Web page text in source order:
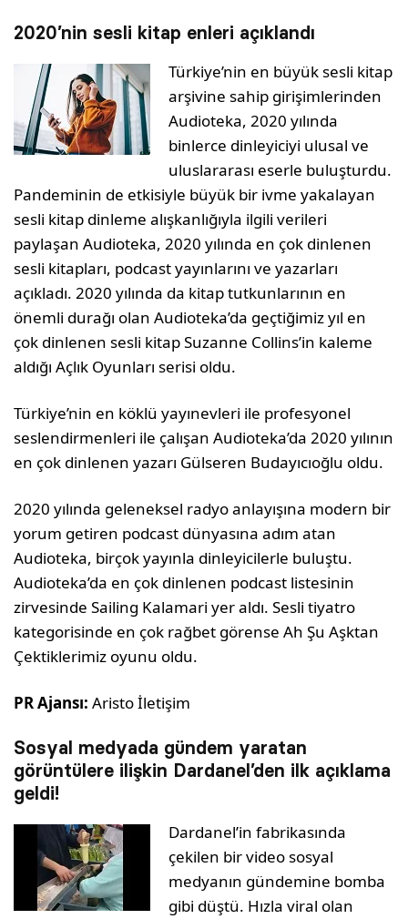
2020’nin sesli kitap enleri açıklandı
Türkiye’nin en büyük sesli kitap
arşivine sahip girişimlerinden
Audioteka, 2020 yılında
binlerce dinleyiciyi ulusal ve
uluslararası eserle buluşturdu.
Pandeminin de etkisiyle büyük bir ivme yakalayan
sesli kitap dinleme alışkanlığıyla ilgili verileri
paylaşan Audioteka, 2020 yılında en çok dinlenen
sesli kitapları, podcast yayınlarını ve yazarları
açıkladı. 2020 yılında da kitap tutkunlarının en
önemli durağı olan Audioteka’da geçtiğimiz yıl en
çok dinlenen sesli kitap Suzanne Collins’in kaleme
aldığı Açlık Oyunları serisi oldu.
Türkiye’nin en köklü yayınevleri ile profesyonel
seslendirmenleri ile çalışan Audioteka’da 2020 yılının
en çok dinlenen yazarı Gülseren Budayıcıoğlu oldu.
2020 yılında geleneksel radyo anlayışına modern bir
yorum getiren podcast dünyasına adım atan
Audioteka, birçok yayınla dinleyicilerle buluştu.
Audioteka’da en çok dinlenen podcast listesinin
zirvesinde Sailing Kalamari yer aldı. Sesli tiyatro
kategorisinde en çok rağbet görense Ah Şu Aşktan
Çektiklerimiz oyunu oldu.
PR Ajansı: Aristo İletişim
Sosyal medyada gündem yaratan
görüntülere ilişkin Dardanel’den ilk açıklama
geldi!
Dardanel’in fabrikasında
çekilen bir video sosyal
medyanın gündemine bomba
gibi düştü. Hızla viral olan